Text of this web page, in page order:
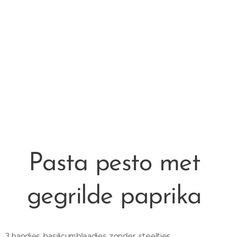
Pasta pesto met
gegrilde paprika